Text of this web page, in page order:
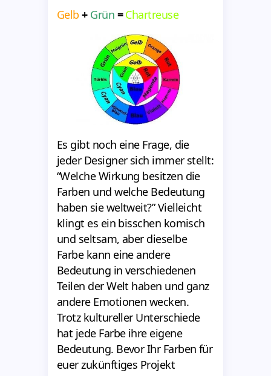
Gelb + Grün =Chartreuse
Es gibt noch eine Frage, die
jeder Designer sich immer stellt:
“Welche Wirkung besitzen die
Farben und welche Bedeutung
haben sie weltweit?” Vielleicht
klingt es ein bisschen komisch
und seltsam, aber dieselbe
Farbe kann eine andere
Bedeutung in verschiedenen
Teilen der Welt haben und ganz
andere Emotionen wecken.
Trotz kultureller Unterschiede
hat jede Farbe ihre eigene
Bedeutung. Bevor Ihr Farben für
euer zukünftiges Projekt